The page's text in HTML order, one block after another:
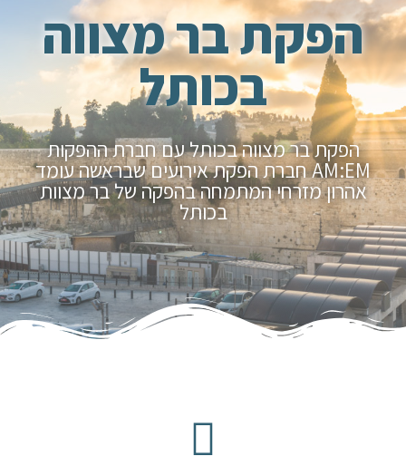
הפקת בר מצווה
בכותל
הפקת בר מצווה בכותל עם חברת ההפקות
AM:EM חברת הפקת אירועים שבראשה עומד
אהרון מזרחי המתמחה בהפקה של בר מצוות
בכותל